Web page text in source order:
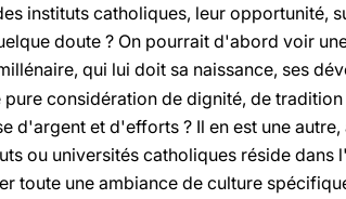
instituts catholiques, leur opportunité,
doute ? On pourrait d'abord voir
qui lui doit sa naissance, ses
considération de dignité, de
d'argent et d'efforts ? Il en est une
ou universités catholiques réside dans
toute une ambiance de culture